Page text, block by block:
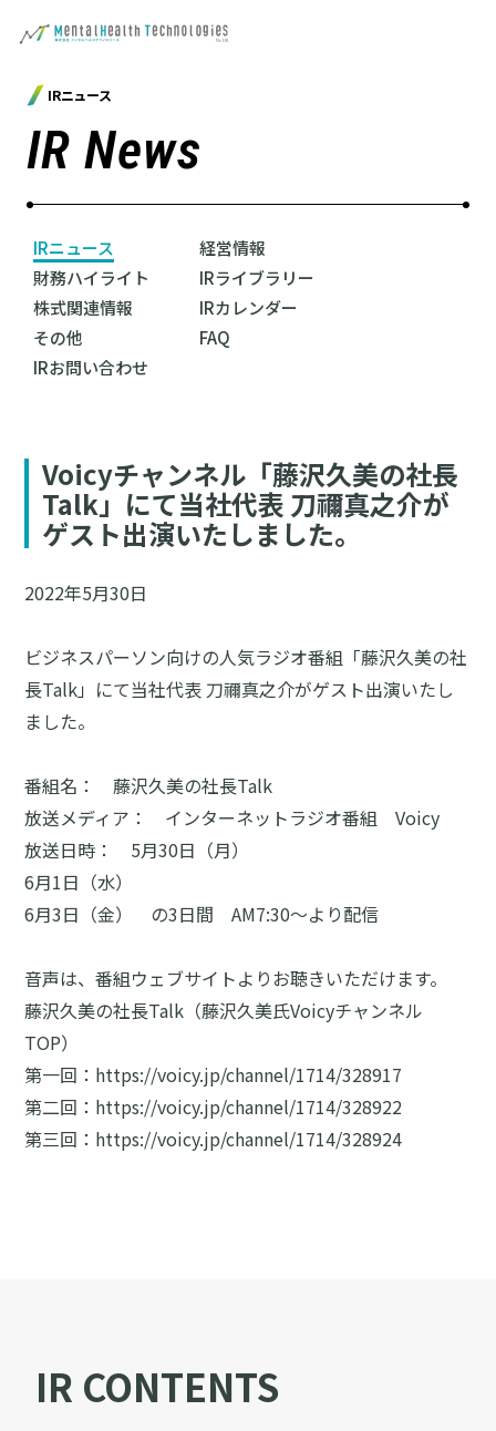
IRニュース
IR News
IRニュース
経営情報
財務ハイライト
IRライブラリー
株式関連情報
IRカレンダー
その他
FAQ
IRお問い合わせ
Voicyチャンネル「藤沢久美の社長
Talk」にて当社代表 刀禰真之介が
ゲスト出演いたしました。
2022年5月30日
ビジネスパーソン向けの人気ラジオ番組「藤沢久美の社
長Talk」にて当社代表 刀禰真之介がゲスト出演いたし
ました。
番組名： 藤沢久美の社長Talk
放送メディア： インターネットラジオ番組 Voicy
放送日時： 5月30日（月）
6月1日（水）
6月3日（金） の3日間 AM7:30～より配信
音声は、番組ウェブサイトよりお聴きいただけます。
藤沢久美の社長Talk（藤沢久美氏Voicyチャンネル
TOP）
第一回： https://voicy.jp/channel/1714/328917
第二回： https://voicy.jp/channel/1714/328922
第三回： https://voicy.jp/channel/1714/328924
IR CONTENTS